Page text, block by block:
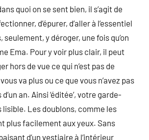
quoi on se sent bien, il s’agit de
d’épurer, d’aller à l’essentiel
seulement, y déroger, une fois qu’on
Ema. Pour y voir plus clair, il peut
hors de vue ce qui n’est pas de
va plus ou ce que vous n’avez pas
an. Ainsi ‘éditée’, votre garde-
lisible. Les doublons, comme les
plus facilement aux yeux. Sans
d’un vestiaire à l’intérieur